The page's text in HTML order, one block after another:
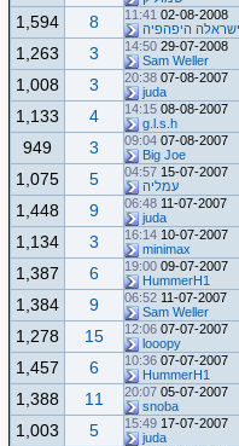
02-08-2008
11:41
.ישראלה היפהפיה
8
1,594
29-07-2008
14:50
Sam Weller
3
1,263
07-08-2007
20:38
juda
3
1,008
08-08-2007
14:15
g.l.s.h
4
1,133
07-08-2007
09:04
Big Joe
3
949
15-07-2007
04:57
עמליה
5
1,075
11-07-2007
06:48
juda
9
1,448
10-07-2007
16:14
minimax
3
1,134
09-07-2007
19:00
HummerH1
6
1,387
11-07-2007
06:52
Sam Weller
9
1,384
07-07-2007
12:06
looopy
15
1,278
07-07-2007
10:36
HummerH1
6
1,457
05-07-2007
20:07
snoba
11
1,388
17-07-2007
15:49
juda
5
1,003